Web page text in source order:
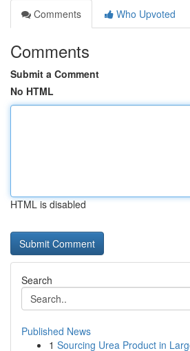
Comments
Who Upvoted
Comments
Submit a Comment
No HTML
HTML is disabled
Search
Published News
1 Sourcing Urea Product in